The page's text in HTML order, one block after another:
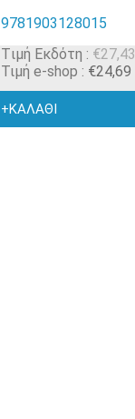
9781903128015
Tιμή Εκδότη : €27,43
Τιμή e-shop : €24,69